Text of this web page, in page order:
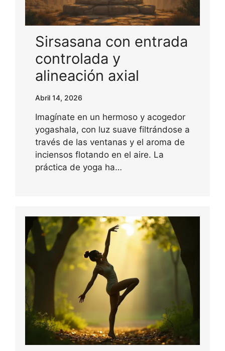
Sirsasana con entrada
controlada y
alineación axial
Abril 14, 2026
Imagínate en un hermoso y acogedor
yogashala, con luz suave filtrándose a
través de las ventanas y el aroma de
inciensos flotando en el aire. La
práctica de yoga ha…